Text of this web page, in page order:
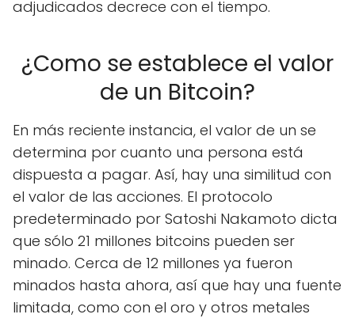
adjudicados decrece con el tiempo.
¿Como se establece el valor
de un Bitcoin?
En más reciente instancia, el valor de un se
determina por cuanto una persona está
dispuesta a pagar. Así, hay una similitud con
el valor de las acciones. El protocolo
predeterminado por Satoshi Nakamoto dicta
que sólo 21 millones bitcoins pueden ser
minado. Cerca de 12 millones ya fueron
minados hasta ahora, así que hay una fuente
limitada, como con el oro y otros metales